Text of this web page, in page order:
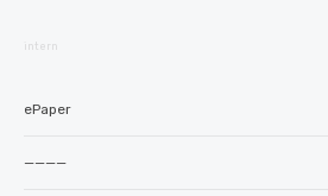
intern
ePaper
————